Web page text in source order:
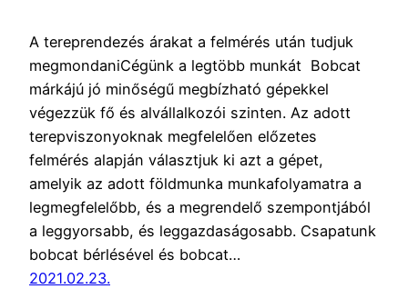
A tereprendezés árakat a felmérés után tudjuk
megmondaniCégünk a legtöbb munkát Bobcat
márkájú jó minőségű megbízható gépekkel
végezzük fő és alvállalkozói szinten. Az adott
terepviszonyoknak megfelelően előzetes
felmérés alapján választjuk ki azt a gépet,
amelyik az adott földmunka munkafolyamatra a
legmegfelelőbb, és a megrendelő szempontjából
a leggyorsabb, és leggazdaságosabb. Csapatunk
bobcat bérlésével és bobcat…
2021.02.23.